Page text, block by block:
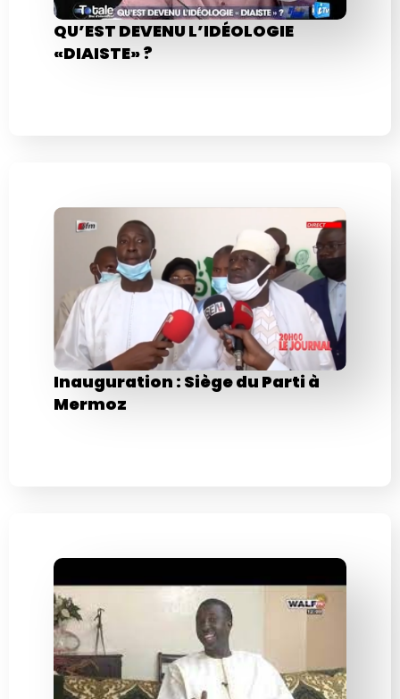
QU’EST DEVENU L’IDÉOLOGIE
«DIAISTE» ?
Inauguration : Siège du Parti à
Mermoz